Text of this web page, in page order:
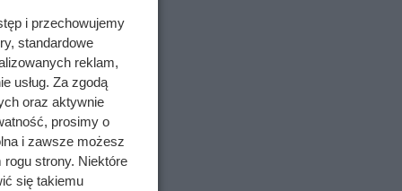
i przechowujemy
standardowe
reklam,
usług. Za zgodą
oraz aktywnie
prosimy o
i zawsze możesz
strony. Niektóre
się takiemu